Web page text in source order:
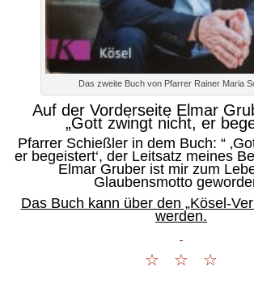
Das zweite Buch von Pfarrer Rainer Maria
Auf der Vorderseite Elmar
„Gott zwingt nicht, er
Pfarrer Schießler in dem Buch: “
er begeistert‘, der Leitsatz meines
Elmar Gruber ist mir zum
Glaubensmotto
Das Buch kann über den „Kösel-
werden.
☆ ☆ ☆